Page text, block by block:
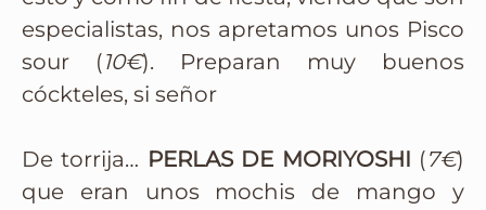
especialistas, nos apretamos unos Pisco
sour (10€). Preparan muy buenos
cóckteles, si señor
De torrija… PERLAS DE MORIYOSHI (7€)
que eran unos mochis de mango y